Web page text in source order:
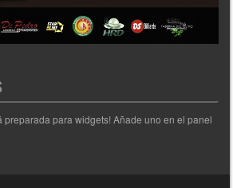
preparada para widgets! Añade uno en el panel